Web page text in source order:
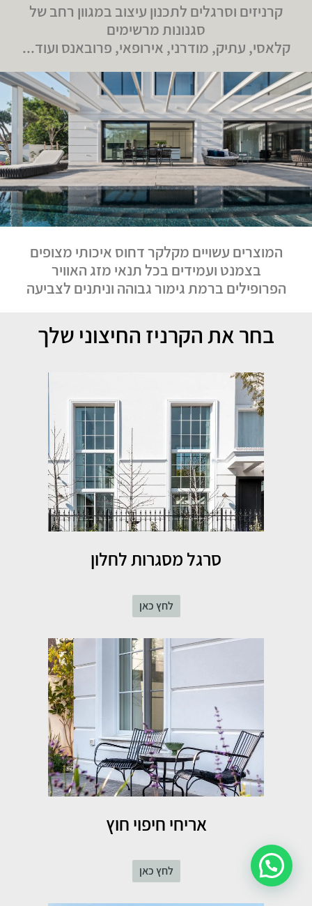
קרניזים וסרגלים לתכנון עיצוב במגוון רחב של
סגנונות מרשימים
קלאסי, עתיק, מודרני, אירופאי, פרובאנס ועוד...
המוצרים עשויים מקלקר דחוס איכותי מצופים
בצמנט ועמידים בכל תנאי מזג האוויר
הפרופילים ברמת גימור גבוהה וניתנים לצביעה
בחר את הקרניז החיצוני שלך
סרגל מסגרות לחלון
לחץ כאן
אריחי חיפוי חוץ
לחץ כאן